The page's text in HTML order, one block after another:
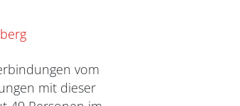
vom
mit dieser